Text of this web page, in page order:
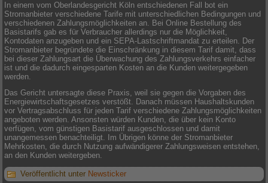
In einem vom Oberlandesgericht Köln entschiedenen Fall bot ein
Stromanbieter verschiedene Tarife mit unterschiedlichen Bedingungen und
verschiedenen Zahlungsmöglichkeiten an. Bei Online Bestellung des
Basistarifs gab es für Verbraucher allerdings nur die Möglichkeit,
Kontodaten anzugeben und ein SEPA-Lastschriftmandat zu erteilen. Der
Stromanbieter begründete die Einschränkung in diesem Tarif damit, dass
bei dieser Zahlungsart die Überwachung des Zahlungsverkehrs einfacher
ist und die dadurch eingesparten Kosten an die Kunden weitergegeben
werden.
Das Gericht untersagte diese Praxis, weil sie gegen die Vorgaben des
Energiewirtschaftsgesetzes verstößt. Danach müssen Haushaltskunden
vor Vertragsabschluss für jeden Tarif verschiedene Zahlungsmöglichkeiten
angeboten werden. Ansonsten würden Kunden, die über kein Konto
verfügen, vom günstigen Basistarif ausgeschlossen und damit
unangemessen benachteiligt. Im Übrigen könne der Stromanbieter
Mehrkosten, die durch Nutzung aufwändigerer Zahlungsweisen entstehen,
an den Kunden weitergeben.
Veröffentlicht unter Newsticker